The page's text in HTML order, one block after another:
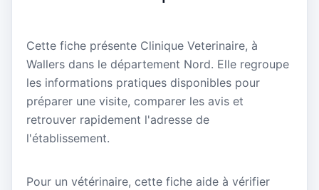
Cette fiche présente Clinique Veterinaire, à
Wallers dans le département Nord. Elle regroupe
les informations pratiques disponibles pour
préparer une visite, comparer les avis et
retrouver rapidement l'adresse de
l'établissement.
Pour un vétérinaire, cette fiche aide à vérifier